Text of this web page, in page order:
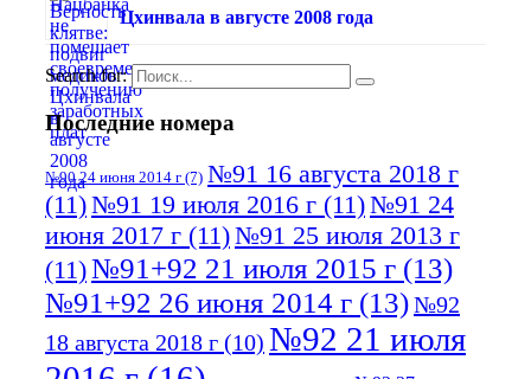
Цхинвала в августе 2008 года
Search for:
Последние номера
№90 24 июня 2014 г (7) №91 16 августа 2018 г
(11)№91 19 июля 2016 г (11)№91 24
июня 2017 г (11)№91 25 июля 2013 г
(11)№91+92 21 июля 2015 г (13)
№91+92 26 июня 2014 г (13)№92
18 августа 2018 г (10) №92 21 июля